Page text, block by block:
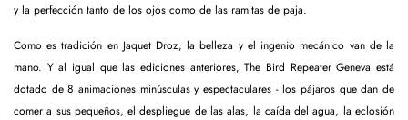
y la perfección tanto de los ojos como de las ramitas de paja.
Como es tradición en Jaquet Droz, la belleza y el ingenio mecánico van de la
mano. Y al igual que las ediciones anteriores, The Bird Repeater Geneva está
dotado de 8 animaciones minúsculas y espectaculares - los pájaros que dan de
comer a sus pequeños, el despliegue de las alas, la caída del agua, la eclosión